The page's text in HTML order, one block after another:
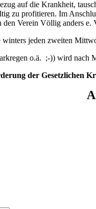
auf die Krankheit,
zu profitieren. Im
den Verein Völlig anders
jeden zweiten
o.ä. ;-)) wird nach
der Gesetzlichen